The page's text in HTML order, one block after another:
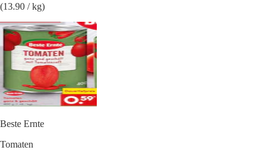
(13.90 / kg)
Beste Ernte
Tomaten